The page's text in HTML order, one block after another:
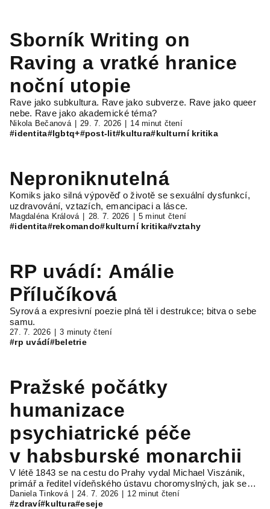
Sborník Writing on
Raving a vratké hranice
noční utopie
Rave jako subkultura. Rave jako subverze. Rave jako queer
nebe. Rave jako akademické téma?
Nikola Bečanová 29. 7. 2026 14 minut čtení
#identita#lgbtq+#post-lit#kultura#kulturní kritika
Neproniknutelná
Komiks jako silná výpověď o životě se sexuální dysfunkcí,
uzdravování, vztazích, emancipaci a lásce.
Magdaléna Králová 28. 7. 2026 5 minut čtení
#identita#rekomando#kulturní kritika#vztahy
RP uvádí: Amálie
Přílučíková
Syrová a expresivní poezie plná těl i destrukce; bitva o sebe
samu.
27. 7. 2026 3 minuty čtení
#rp uvádí#beletrie
Pražské počátky
humanizace
psychiatrické péče
v habsburské monarchii
V létě 1843 se na cestu do Prahy vydal Michael Viszánik,
primář a ředitel vídeňského ústavu choromyslných, jak se…
Daniela Tinková 24. 7. 2026 12 minut čtení
#zdraví#kultura#eseje